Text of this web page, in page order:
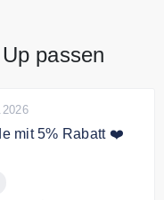
passen
mit 5% Rabatt ❤️
5% Rabatt auf